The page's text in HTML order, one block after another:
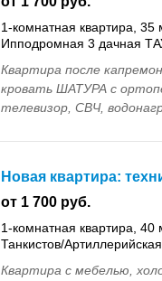
1-комнатная квартира, 35
Ипподромная 3 дачная
Квартира после
кровать ШАТУРА с
телевизор, СВЧ,
шаговой...
Новая квартира:
от 1 700 руб.
1-комнатная квартира, 40
Танкистов/
Квартира с мебелью,